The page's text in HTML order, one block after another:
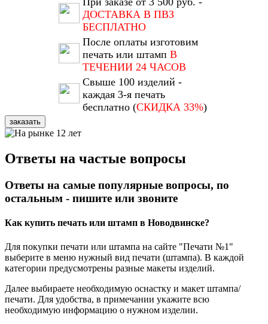
ДОСТАВКА В ПВЗ
БЕСПЛАТНО
После оплаты изготовим
печать или штамп В
ТЕЧЕНИИ 24 ЧАСОВ
Свыше 100 изделий -
каждая 3-я печать
бесплатно (СКИДКА 33%)
заказать
Ответы на частые вопросы
Ответы на самые популярные вопросы, по
остальным - пишите или звоните
Как купить печать или штамп в Новодвинске?
Для покупки печати или штампа на сайте "Печати №1"
выберите в меню нужный вид печати (штампа). В каждой
категории предусмотрены разные макеты изделий.
Далее выбираете необходимую оснастку и макет штампа/
печати. Для удобства, в примечании укажите всю
необходимую информацию о нужном изделии.